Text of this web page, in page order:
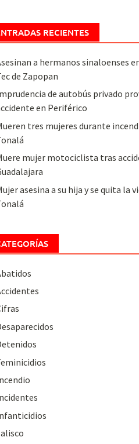
RECIENTES
a hermanos sinaloenses
de Zapopan
de autobús privado
en Periférico
tres mujeres durante
mujer motociclista tras
asesina a su hija y se quita la